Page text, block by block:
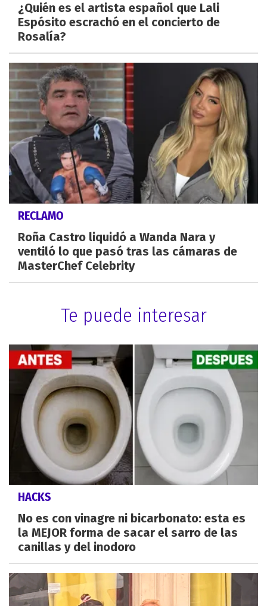
¿Quién es el artista español que Lali
Espósito escrachó en el concierto de
Rosalía?
RECLAMO
Roña Castro liquidó a Wanda Nara y
ventiló lo que pasó tras las cámaras de
MasterChef Celebrity
Te puede interesar
HACKS
No es con vinagre ni bicarbonato: esta es
la MEJOR forma de sacar el sarro de las
canillas y del inodoro